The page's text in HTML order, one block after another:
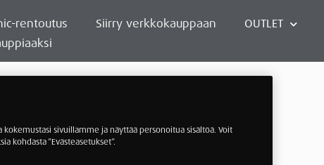
rentoutus Siirry verkkokauppaan
OUTLET
sivuillamme ja näyttää personoitua sisältöä. Voit
kohdasta ”Evästeasetukset”.